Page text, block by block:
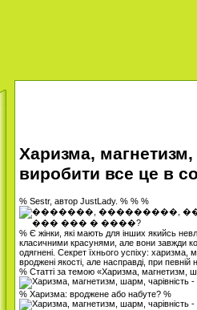
Харизма,
виробити все це в
% Sestr, автор JustLady. % % %
% Є жінки, які мають для інших якийсь
класичними красунями, але вони завжди
одягнені. Секрет їхнього успіху:
вроджені якості, але насправді, при
% Статті за темою «Харизма, магнетизм,
% Харизма: вроджене або набуте? %